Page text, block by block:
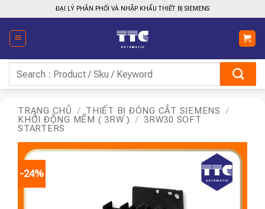
qua
nội
dung
ĐẠI LÝ PHÂN PHỐI VÀ NHẬP KHẨU THIẾT BỊ SIEMENS
kiếm:
TRANG CHỦ / THIẾT BỊ ĐÓNG CẮT SIEMENS
/
KHỞI ĐỘNG MỀM ( 3RW )
/ 3RW30 SOFT
STARTERS
-24%